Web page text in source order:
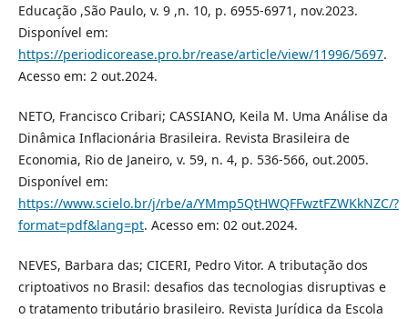
Educação ,São Paulo, v. 9 ,n. 10, p. 6955-6971, nov.2023.
Disponível em:
https://periodicorease.pro.br/rease/article/view/11996/5697.
Acesso em: 2 out.2024.
NETO, Francisco Cribari; CASSIANO, Keila M. Uma Análise da
Dinâmica Inflacionária Brasileira. Revista Brasileira de
Economia, Rio de Janeiro, v. 59, n. 4, p. 536-566, out.2005.
Disponível em:
https://www.scielo.br/j/rbe/a/YMmp5QtHWQFFwztFZWKkNZC/?
format=pdf&lang=pt. Acesso em: 02 out.2024.
NEVES, Barbara das; CICERI, Pedro Vitor. A tributação dos
criptoativos no Brasil: desafios das tecnologias disruptivas e
o tratamento tributário brasileiro. Revista Jurídica da Escola